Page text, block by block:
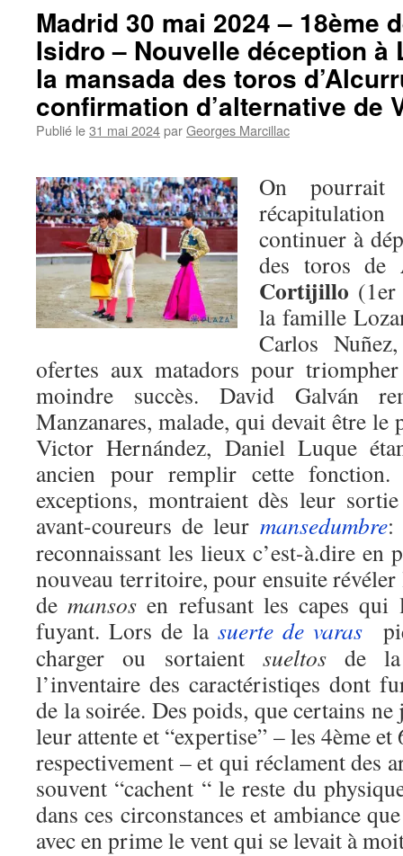
Madrid 30 mai 2024 – 18ème
Isidro – Nouvelle déception à
la mansada des toros
confirmation d’alternative de
Publié le31 mai 2024parGeorges Marcillac
On
continuer à
des toros de
Cortijillo
la famille
Carlos
ofertes aux matadors pour
moindre succès. David Galván
Manzanares, malade, qui devait être le
Victor Hernández, Daniel Luque
ancien pour remplir cette
exceptions, montraient dès leur
avant-coureurs de leur mansedumbre:
reconnaissant les lieux c’est-à.dire en
nouveau territoire, pour ensuite
demansos en refusant les capes qui
fuyant. Lors de la suerte de varas
charger ou sortaient sueltosde la
l’inventaire des caractéristiqes dont
de la soirée. Des poids, que certains
leur attente et “expertise” – les 4ème
respectivement – et qui réclament des
souvent “cachent “ le reste du
dans ces circonstances et ambiance
avec en prime le vent qui se levait à